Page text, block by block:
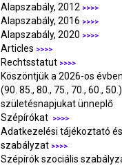
Alapszabály, 2012 >>>>
Alapszabály, 2016 >>>>
Alapszabály, 2020 >>>>
Articles >>>>
Rechtsstatut >>>>
Köszöntjük a 2026-os
(90. 85., 80., 75., 70., 60., 50.)
születésnapjukat ünneplő
Szépírókat
>>>>
Adatkezelési tájékoztató és
szabályzat >>>>
Szépírók szociális